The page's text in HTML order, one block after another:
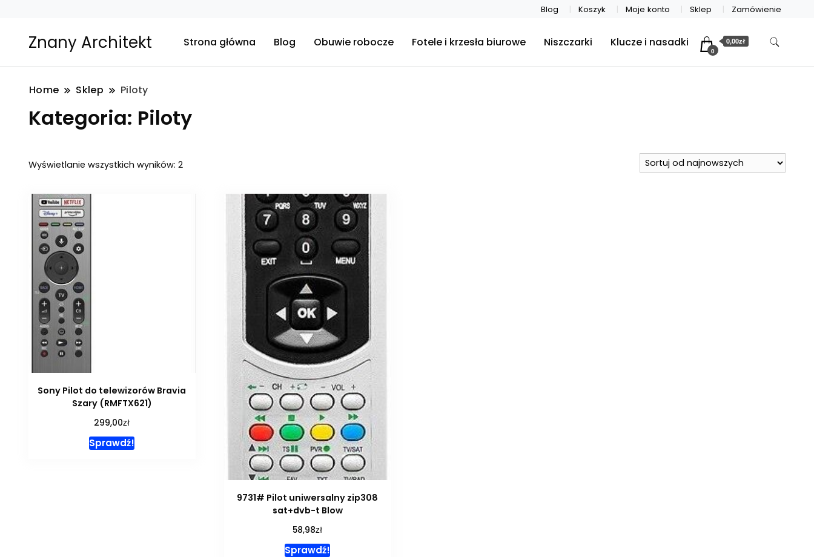
Blog Koszyk Moje konto Sklep Zamówienie
Znany Architekt Strona główna Blog Obuwie robocze Fotele i krzesła biurowe Niszczarki Klucze i nasadki
0
0,00zł
Home Sklep Piloty
Kategoria: Piloty
Wyświetlanie wszystkich wyników: 2Posortowane
najnowszych
Sony Pilot do telewizorów Bravia
Szary (RMFTX621)
299,00zł
Sprawdź!
9731# Pilot uniwersalny zip308
sat+dvb-t Blow
58,98zł
Sprawdź!